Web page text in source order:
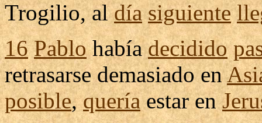
Trogilio, aldía siguiente
16 Pablohabíadecidido
retrasarsedemasiado en
posible,queríaestar en